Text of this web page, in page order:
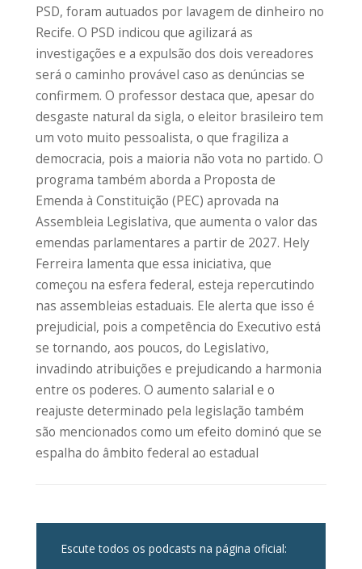
PSD, foram autuados por lavagem de dinheiro no
Recife. O PSD indicou que agilizará as
investigações e a expulsão dos dois vereadores
será o caminho provável caso as denúncias se
confirmem. O professor destaca que, apesar do
desgaste natural da sigla, o eleitor brasileiro tem
um voto muito pessoalista, o que fragiliza a
democracia, pois a maioria não vota no partido. O
programa também aborda a Proposta de
Emenda à Constituição (PEC) aprovada na
Assembleia Legislativa, que aumenta o valor das
emendas parlamentares a partir de 2027. Hely
Ferreira lamenta que essa iniciativa, que
começou na esfera federal, esteja repercutindo
nas assembleias estaduais. Ele alerta que isso é
prejudicial, pois a competência do Executivo está
se tornando, aos poucos, do Legislativo,
invadindo atribuições e prejudicando a harmonia
entre os poderes. O aumento salarial e o
reajuste determinado pela legislação também
são mencionados como um efeito dominó que se
espalha do âmbito federal ao estadual
Escute todos os podcasts na página oficial: